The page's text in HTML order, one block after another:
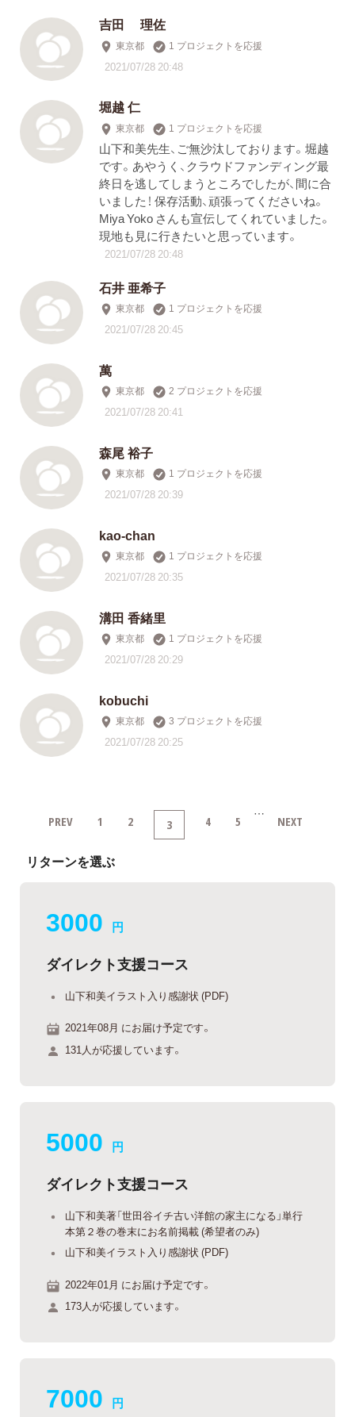
吉田 理佐
東京都 1 プロジェクトを応援
2021/07/28 20:48
堀越 仁
東京都 1 プロジェクトを応援
山下和美先生、ご無沙汰しております。堀越
です。あやうく、クラウドファンディング最
終日を逃してしまうところでしたが、間に合
いました！ 保存活動、頑張ってくださいね。
Miya Yoko さんも宣伝してくれていました。
現地も見に行きたいと思っています。
2021/07/28 20:48
石井 亜希子
東京都 1 プロジェクトを応援
2021/07/28 20:45
萬
東京都 2 プロジェクトを応援
2021/07/28 20:41
森尾 裕子
東京都 1 プロジェクトを応援
2021/07/28 20:39
kao-chan
東京都 1 プロジェクトを応援
2021/07/28 20:35
溝田 香緒里
東京都 1 プロジェクトを応援
2021/07/28 20:29
kobuchi
東京都 3 プロジェクトを応援
2021/07/28 20:25
PREV 1 2 3 4 5 … NEXT
リターンを選ぶ
3000 円
ダイレクト支援コース
山下和美イラスト入り感謝状 (PDF)
2021年08月 にお届け予定です。
131人が応援しています。
5000 円
ダイレクト支援コース
山下和美著「世田谷イチ古い洋館の家主になる」単行
本第２巻の巻末にお名前掲載 (希望者のみ)
山下和美イラスト入り感謝状 (PDF)
2022年01月 にお届け予定です。
173人が応援しています。
7000 円